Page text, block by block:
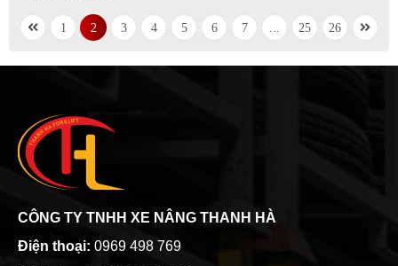
1 2 3 4 5 6 7 25 26
CÔNG TY TNHH XE NÂNG THANH HÀ
Điện thoại: 0969 498 769